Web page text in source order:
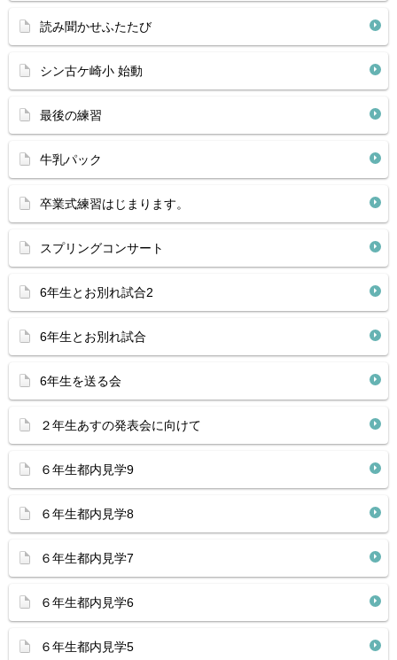
読み聞かせふたたび
シン古ケ崎小 始動
最後の練習
牛乳パック
卒業式練習はじまります。
スプリングコンサート
6年生とお別れ試合2
6年生とお別れ試合
6年生を送る会
２年生あすの発表会に向けて
６年生都内見学9
６年生都内見学8
６年生都内見学7
６年生都内見学6
６年生都内見学5